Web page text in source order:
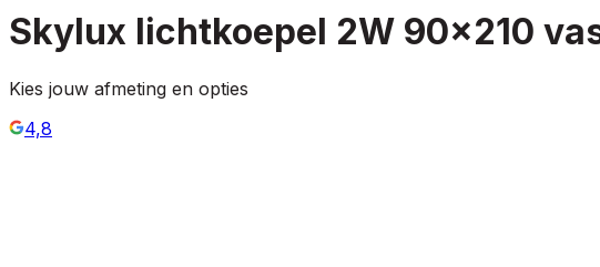
Skylux lichtkoepel 2W 90x210
Kies jouw afmeting en opties
4,8